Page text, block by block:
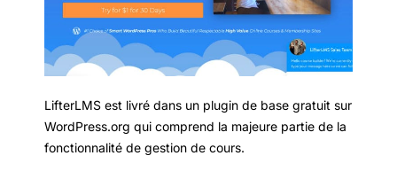
LifterLMS est livré dans un plugin de base gratuit sur
WordPress.org qui comprend la majeure partie de la
fonctionnalité de gestion de cours.